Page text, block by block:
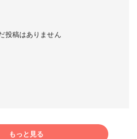
投稿はありません
もっと見る